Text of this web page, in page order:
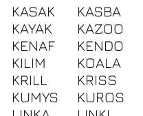
KASAK
KASBA
KAYAK
KAZOO
KENAF
KENDO
KILIM
KOALA
KRILL
KRISS
KUMYS
KUROS